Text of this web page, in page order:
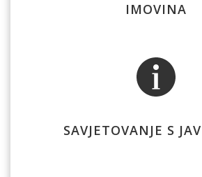
IMOVINA
SAVJETOVANJE S